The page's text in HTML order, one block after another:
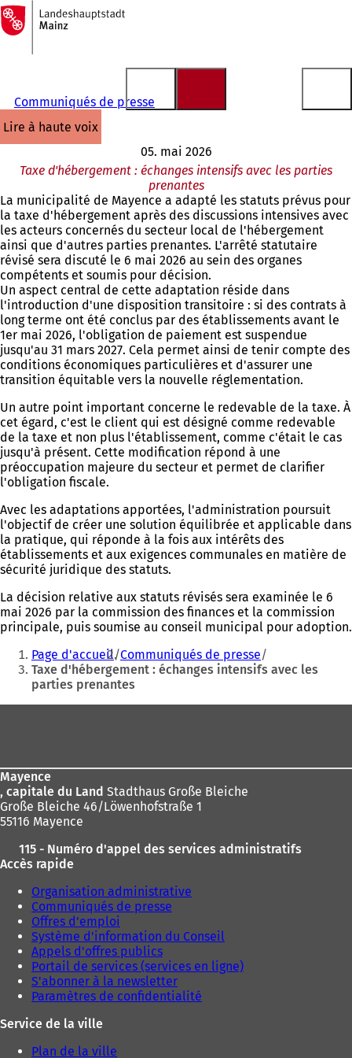
Accéder au contenu
Vers
la
page
d'accueil
Communiqués de presse
lire à haute voix
05. mai 2026
Taxe d'hébergement : échanges intensifs avec les parties
prenantes
La municipalité de Mayence a adapté les statuts prévus pour
la taxe d'hébergement après des discussions intensives avec
les acteurs concernés du secteur local de l'hébergement
ainsi que d'autres parties prenantes. L'arrêté statutaire
révisé sera discuté le 6 mai 2026 au sein des organes
compétents et soumis pour décision.
Un aspect central de cette adaptation réside dans
l'introduction d'une disposition transitoire : si des contrats à
long terme ont été conclus par des établissements avant le
1er mai 2026, l'obligation de paiement est suspendue
jusqu'au 31 mars 2027. Cela permet ainsi de tenir compte des
conditions économiques particulières et d'assurer une
transition équitable vers la nouvelle réglementation.
Un autre point important concerne le redevable de la taxe. À
cet égard, c'est le client qui est désigné comme redevable
de la taxe et non plus l'établissement, comme c'était le cas
jusqu'à présent. Cette modification répond à une
préoccupation majeure du secteur et permet de clarifier
l'obligation fiscale.
Avec les adaptations apportées, l'administration poursuit
l'objectif de créer une solution équilibrée et applicable dans
la pratique, qui réponde à la fois aux intérêts des
établissements et aux exigences communales en matière de
sécurité juridique des statuts.
La décision relative aux statuts révisés sera examinée le 6
mai 2026 par la commission des finances et la commission
principale, puis soumise au conseil municipal pour adoption.
Vous
êtes
:
Page d'accueil Communiqués de presse
Taxe d'hébergement : échanges intensifs avec les
parties prenantes
Mayence
, capitale du Land Stadthaus Große Bleiche
Große Bleiche 46/Löwenhofstraße 1
55116 Mayence
115 - Numéro d'appel des services administratifs
Accès rapide
Organisation administrative
Communiqués de presse
Offres d'emploi
Système d'information du Conseil
Appels d'offres publics
Portail de services (services en ligne)
S'abonner à la newsletter
Paramètres de confidentialité
Service de la ville
Plan de la ville